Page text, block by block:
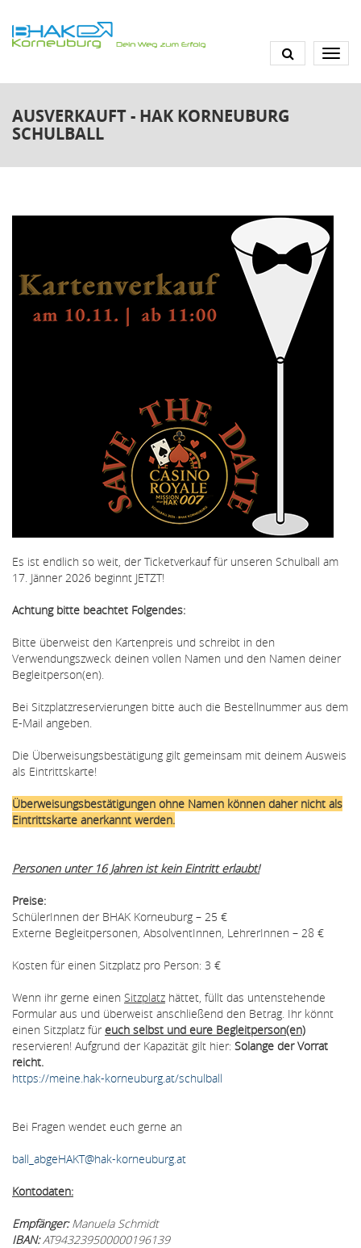
zum
Inhalt
AUSVERKAUFT - HAK KORNEUBURG
SCHULBALL
Es ist endlich so weit, der Ticketverkauf für unseren Schulball am
17. Jänner 2026 beginnt JETZT!
Achtung bitte beachtet Folgendes:
Bitte überweist den Kartenpreis und schreibt in den
Verwendungszweck deinen vollen Namen und den Namen deiner
Begleitperson(en).
Bei Sitzplatzreservierungen bitte auch die Bestellnummer aus dem
E-Mail angeben.
Die Überweisungsbestätigung gilt gemeinsam mit deinem Ausweis
als Eintrittskarte!
Überweisungsbestätigungen ohne Namen können daher nicht als
Eintrittskarte anerkannt werden.
Personen unter 16 Jahren ist kein Eintritt erlaubt!
Preise:
SchülerInnen der BHAK Korneuburg – 25 €
Externe Begleitpersonen, AbsolventInnen, LehrerInnen – 28 €
Kosten für einen Sitzplatz pro Person: 3 €
Wenn ihr gerne einen Sitzplatz hättet, füllt das untenstehende
Formular aus und überweist anschließend den Betrag. Ihr könnt
einen Sitzplatz füreuch selbst und eure Begleitperson(en)
reservieren! Aufgrund der Kapazität gilt hier: Solange der Vorrat
reicht.
https://meine.hak-korneuburg.at/schulball
Bei Fragen wendet euch gerne an
ball_abgeHAKT@hak-korneuburg.at
Kontodaten:
Empfänger:Manuela Schmidt
IBAN:AT943239500000196139